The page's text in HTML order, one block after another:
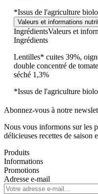
*Issus de l'agriculture
Valeurs et informations
IngrédientsValeurs et
Ingrédients
Lentilles* cuites 39%,
double concentré de
séché 1,3%
*Issus de l'agriculture
Abonnez-vous à notre
Nous vous informons sur les
délicieuses recettes de saison
Produits
Informations
Promotions
Adresse e-mail